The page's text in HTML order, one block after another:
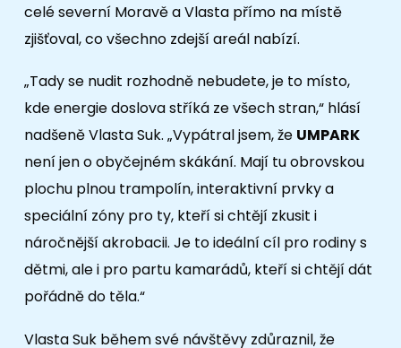
celé severní Moravě a Vlasta přímo na místě
zjišťoval, co všechno zdejší areál nabízí.
„Tady se nudit rozhodně nebudete, je to místo,
kde energie doslova stříká ze všech stran,“ hlásí
nadšeně Vlasta Suk. „Vypátral jsem, že UMPARK
není jen o obyčejném skákání. Mají tu obrovskou
plochu plnou trampolín, interaktivní prvky a
speciální zóny pro ty, kteří si chtějí zkusit i
náročnější akrobacii. Je to ideální cíl pro rodiny s
dětmi, ale i pro partu kamarádů, kteří si chtějí dát
pořádně do těla.“
Vlasta Suk během své návštěvy zdůraznil, že